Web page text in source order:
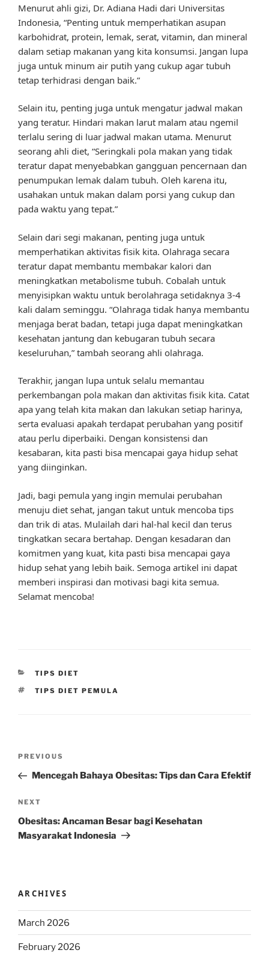
Menurut ahli gizi, Dr. Adiana Hadi dari Universitas
Indonesia, “Penting untuk memperhatikan asupan
karbohidrat, protein, lemak, serat, vitamin, dan mineral
dalam setiap makanan yang kita konsumsi. Jangan lupa
juga untuk minum air putih yang cukup agar tubuh
tetap terhidrasi dengan baik.”
Selain itu, penting juga untuk mengatur jadwal makan
yang teratur. Hindari makan larut malam atau ngemil
terlalu sering di luar jadwal makan utama. Menurut
seorang ahli diet, “Seringkali pola makan yang tidak
teratur dapat menyebabkan gangguan pencernaan dan
penumpukan lemak dalam tubuh. Oleh karena itu,
usahakan untuk makan dalam porsi yang cukup dan
pada waktu yang tepat.”
Selain dari segi makanan, penting juga untuk
memperhatikan aktivitas fisik kita. Olahraga secara
teratur dapat membantu membakar kalori dan
meningkatkan metabolisme tubuh. Cobalah untuk
menyisipkan waktu untuk berolahraga setidaknya 3-4
kali dalam seminggu. “Olahraga tidak hanya membantu
menjaga berat badan, tetapi juga dapat meningkatkan
kesehatan jantung dan kebugaran tubuh secara
keseluruhan,” tambah seorang ahli olahraga.
Terakhir, jangan lupa untuk selalu memantau
perkembangan pola makan dan aktivitas fisik kita. Catat
apa yang telah kita makan dan lakukan setiap harinya,
serta evaluasi apakah terdapat perubahan yang positif
atau perlu diperbaiki. Dengan konsistensi dan
kesabaran, kita pasti bisa mencapai gaya hidup sehat
yang diinginkan.
Jadi, bagi pemula yang ingin memulai perubahan
menuju diet sehat, jangan takut untuk mencoba tips
dan trik di atas. Mulailah dari hal-hal kecil dan terus
tingkatkan secara bertahap. Dengan kesadaran dan
komitmen yang kuat, kita pasti bisa mencapai gaya
hidup sehat yang lebih baik. Semoga artikel ini dapat
memberi inspirasi dan motivasi bagi kita semua.
Selamat mencoba!
CATEGORIES
TIPS DIET
TAGS
TIPS DIET PEMULA
Previous
Post
PREVIOUS
Mencegah Bahaya Obesitas: Tips dan Cara Efektif
Next
Post
NEXT
Obesitas: Ancaman Besar bagi Kesehatan
Masyarakat Indonesia
ARCHIVES
March 2026
February 2026